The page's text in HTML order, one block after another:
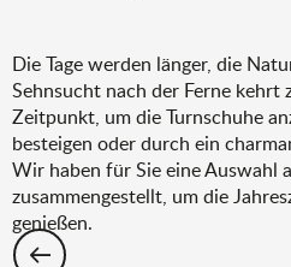
Die Tage werden länger, die
Sehnsucht nach der Ferne
Zeitpunkt, um die Turnschuhe
besteigen oder durch ein
Wir haben für Sie eine Auswahl
zusammengestellt, um die
genießen.
Wandern: Die